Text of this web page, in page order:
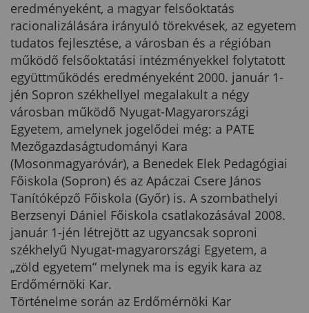
eredményeként, a magyar felsőoktatás
racionalizálására irányuló törekvések, az egyetem
tudatos fejlesztése, a városban és a régióban
működő felsőoktatási intézményekkel folytatott
együttműködés eredményeként 2000. január 1-
jén Sopron székhellyel megalakult a négy
városban működő Nyugat-Magyarországi
Egyetem, amelynek jogelődei még: a PATE
Mezőgazdaságtudományi Kara
(Mosonmagyaróvár), a Benedek Elek Pedagógiai
Főiskola (Sopron) és az Apáczai Csere János
Tanítóképző Főiskola (Győr) is. A szombathelyi
Berzsenyi Dániel Főiskola csatlakozásával 2008.
január 1-jén létrejött az ugyancsak soproni
székhelyű Nyugat-magyarországi Egyetem, a
„zöld egyetem” melynek ma is egyik kara az
Erdőmérnöki Kar.
Történelme során az Erdőmérnöki Kar